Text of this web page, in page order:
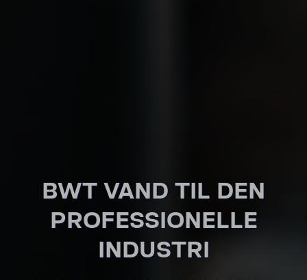
BWT VAND TIL DEN
PROFES­SIO­NELLE
INDU­STRI